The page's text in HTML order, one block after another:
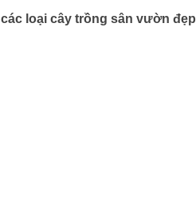
các loại cây trồng sân vườn đẹp